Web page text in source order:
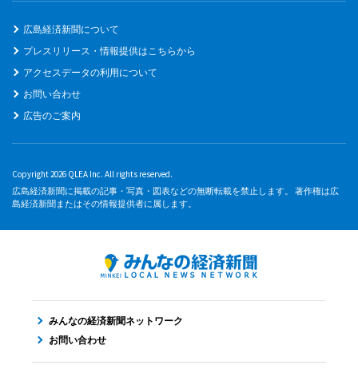
広島経済新聞について
プレスリリース・情報提供はこちらから
アクセスデータの利用について
お問い合わせ
広告のご案内
Copyright 2026 QLEA Inc. All rights reserved.
広島経済新聞に掲載の記事・写真・図表などの無断転載を禁止します。 著作権は広
島経済新聞またはその情報提供者に属します。
みんなの経済新聞ネットワーク
お問い合わせ